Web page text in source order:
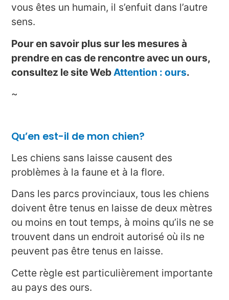
vous êtes un humain, il s’enfuit dans l’autre
sens.
Pour en savoir plus sur les mesures à
prendre en cas de rencontre avec un ours,
consultez le site WebAttention : ours.
~
Qu’en est-il de mon chien?
Les chiens sans laisse causent des
problèmes à la faune et à la flore.
Dans les parcs provinciaux, tous les chiens
doivent être tenus en laisse de deux mètres
ou moins en tout temps, à moins qu’ils ne se
trouvent dans un endroit autorisé où ils ne
peuvent pas être tenus en laisse.
Cette règle est particulièrement importante
au pays des ours.